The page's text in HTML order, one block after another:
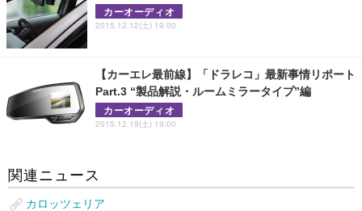
カーオーディオ
2015.12.12(土) 19:00
【カーエレ最前線】「ドラレコ」最新事情リポート
Part.3 “製品解説・ルームミラータイプ”編
カーオーディオ
2015.12.19(土) 19:00
関連ニュース
カロッツェリア